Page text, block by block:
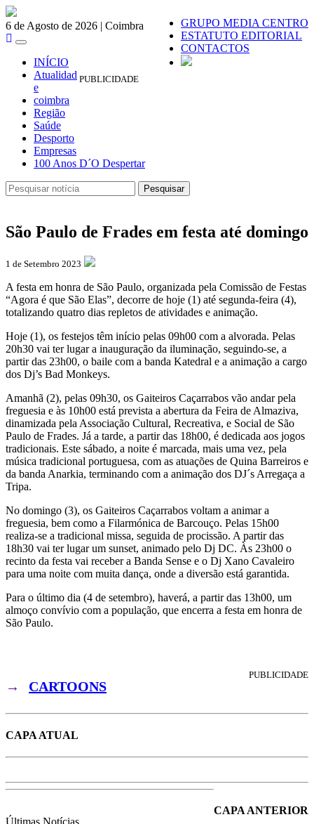
GRUPO MEDIA CENTRO
ESTATUTO EDITORIAL
CONTACTOS
6 de Agosto de 2026 | Coimbra
PUBLICIDADE
Toggle
navigation
INÍCIO
Atualidad
e
coimbra
Região
Saúde
Desporto
Empresas
100 Anos D´O Despertar
Pesquisar
Pesquisar
São Paulo de Frades em festa até domingo
1 de Setembro 2023
A festa em honra de São Paulo, organizada pela Comissão de Festas
“Agora é que São Elas”, decorre de hoje (1) até segunda-feira (4),
totalizando quatro dias repletos de atividades e animação.
Hoje (1), os festejos têm início pelas 09h00 com a alvorada. Pelas
20h30 vai ter lugar a inauguração da iluminação, seguindo-se, a
partir das 23h00, o baile com a banda Katedral e a animação a cargo
dos Dj’s Bad Monkeys.
Amanhã (2), pelas 09h30, os Gaiteiros Caçarrabos vão andar pela
freguesia e às 10h00 está prevista a abertura da Feira de Almaziva,
dinamizada pela Associação Cultural, Recreativa, e Social de São
Paulo de Frades. Já a tarde, a partir das 18h00, é dedicada aos jogos
tradicionais. Este sábado, a noite é marcada, mais uma vez, pela
música tradicional portuguesa, com as atuações de Quina Barreiros e
da banda Anarkia, terminando com a animação dos DJ´s Arregaça a
Tripa.
No domingo (3), os Gaiteiros Caçarrabos voltam a animar a
freguesia, bem como a Filarmónica de Barcouço. Pelas 15h00
realiza-se a tradicional missa, seguida de procissão. A partir das
18h30 vai ter lugar um sunset, animado pelo Dj DC. Às 23h00 o
recinto da festa vai receber a Banda Sense e o Dj Xano Cavaleiro
para uma noite com muita dança, onde a diversão está garantida.
Para o último dia (4 de setembro), haverá, a partir das 13h00, um
almoço convívio com a população, que encerra a festa em honra de
São Paulo.
PUBLICIDADE
→ CARTOONS
CAPA ATUAL
CAPA ANTERIOR